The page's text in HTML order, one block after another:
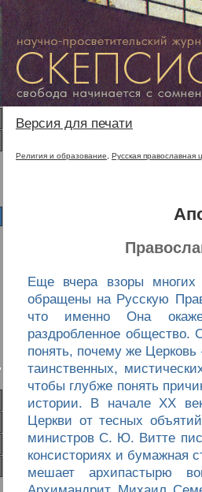
Версия для печати
Религия и образование Русская православная
Еще вчера взоры
обращены на Русскую
что именно Она
раздробленное общество.
понять, почему же
таинственных,
чтобы глубже понять
истории. В начале XX
Церкви от тесных
министров С. Ю. Витте
консисториях и бумажная
мешает архипастырю